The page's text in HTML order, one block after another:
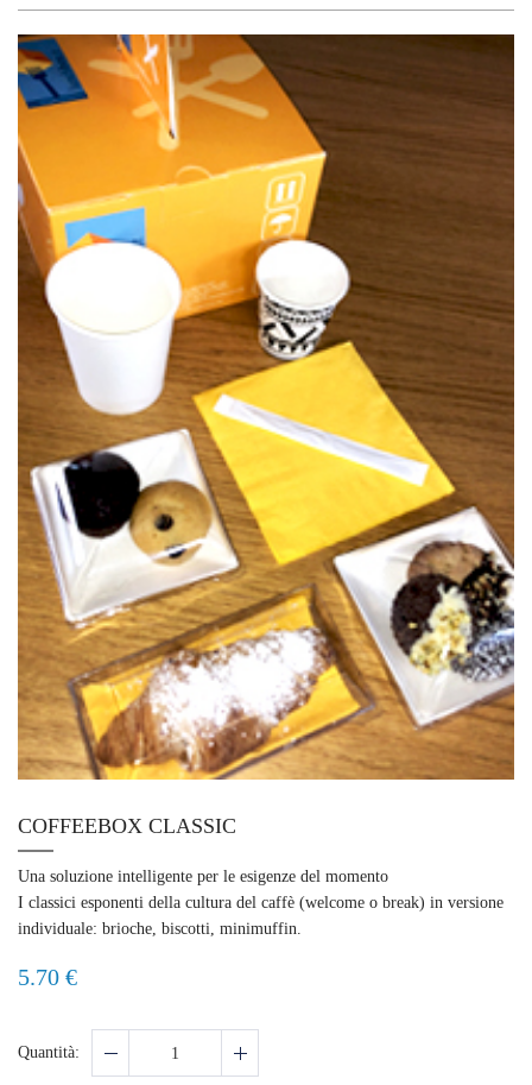
COFFEEBOX CLASSIC
Una soluzione intelligente per le esigenze del momento
I classici esponenti della cultura del caffè (welcome o break) in versione
individuale: brioche, biscotti, minimuffin.
5.70 €
Quantità: